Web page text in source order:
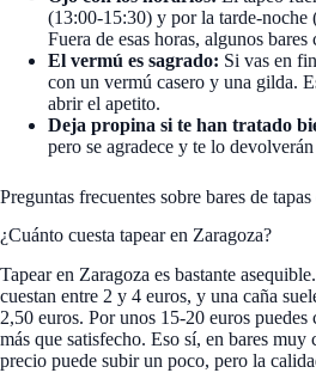
(13:00-15:30) y por la tarde-noche
Fuera de esas horas, algunos
El vermú es sagrado: Si vas en
con un vermú casero y una gilda.
abrir el apetito.
Deja propina si te han tratado
pero se agradece y te lo
Preguntas frecuentes sobre bares de
¿Cuánto cuesta tapear en Zaragoza?
Tapear en Zaragoza es bastante
cuestan entre 2 y 4 euros, y una caña
2,50 euros. Por unos 15-20 euros puedes
más que satisfecho. Eso sí, en bares muy
precio puede subir un poco, pero la